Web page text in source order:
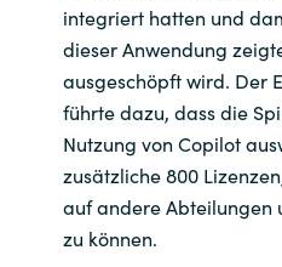
integriert hatten und
dieser Anwendung
ausgeschöpft wird. Der
führte dazu, dass die
Nutzung von Copilot
zusätzliche 800
auf andere Abteilungen
zu können.